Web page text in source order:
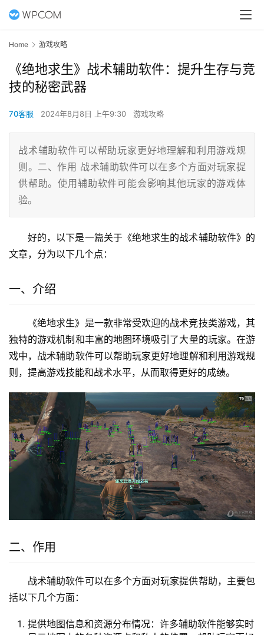
Home 游戏攻略
《绝地求生》战术辅助软件：提升生存与竞
技的秘密武器
70客服 2024年8月8日 上午9:30 游戏攻略
战术辅助软件可以帮助玩家更好地理解和利用游戏规
则。二、作用 战术辅助软件可以在多个方面对玩家提
供帮助。使用辅助软件可能会影响其他玩家的游戏体
验。
好的，以下是一篇关于《绝地求生的战术辅助软件》的
文章，分为以下几个点：
一、介绍
《绝地求生》是一款非常受欢迎的战术竞技类游戏，其
独特的游戏机制和丰富的地图环境吸引了大量的玩家。在游
戏中，战术辅助软件可以帮助玩家更好地理解和利用游戏规
则，提高游戏技能和战术水平，从而取得更好的成绩。
二、作用
战术辅助软件可以在多个方面对玩家提供帮助，主要包
括以下几个方面：
提供地图信息和资源分布情况：许多辅助软件能够实时